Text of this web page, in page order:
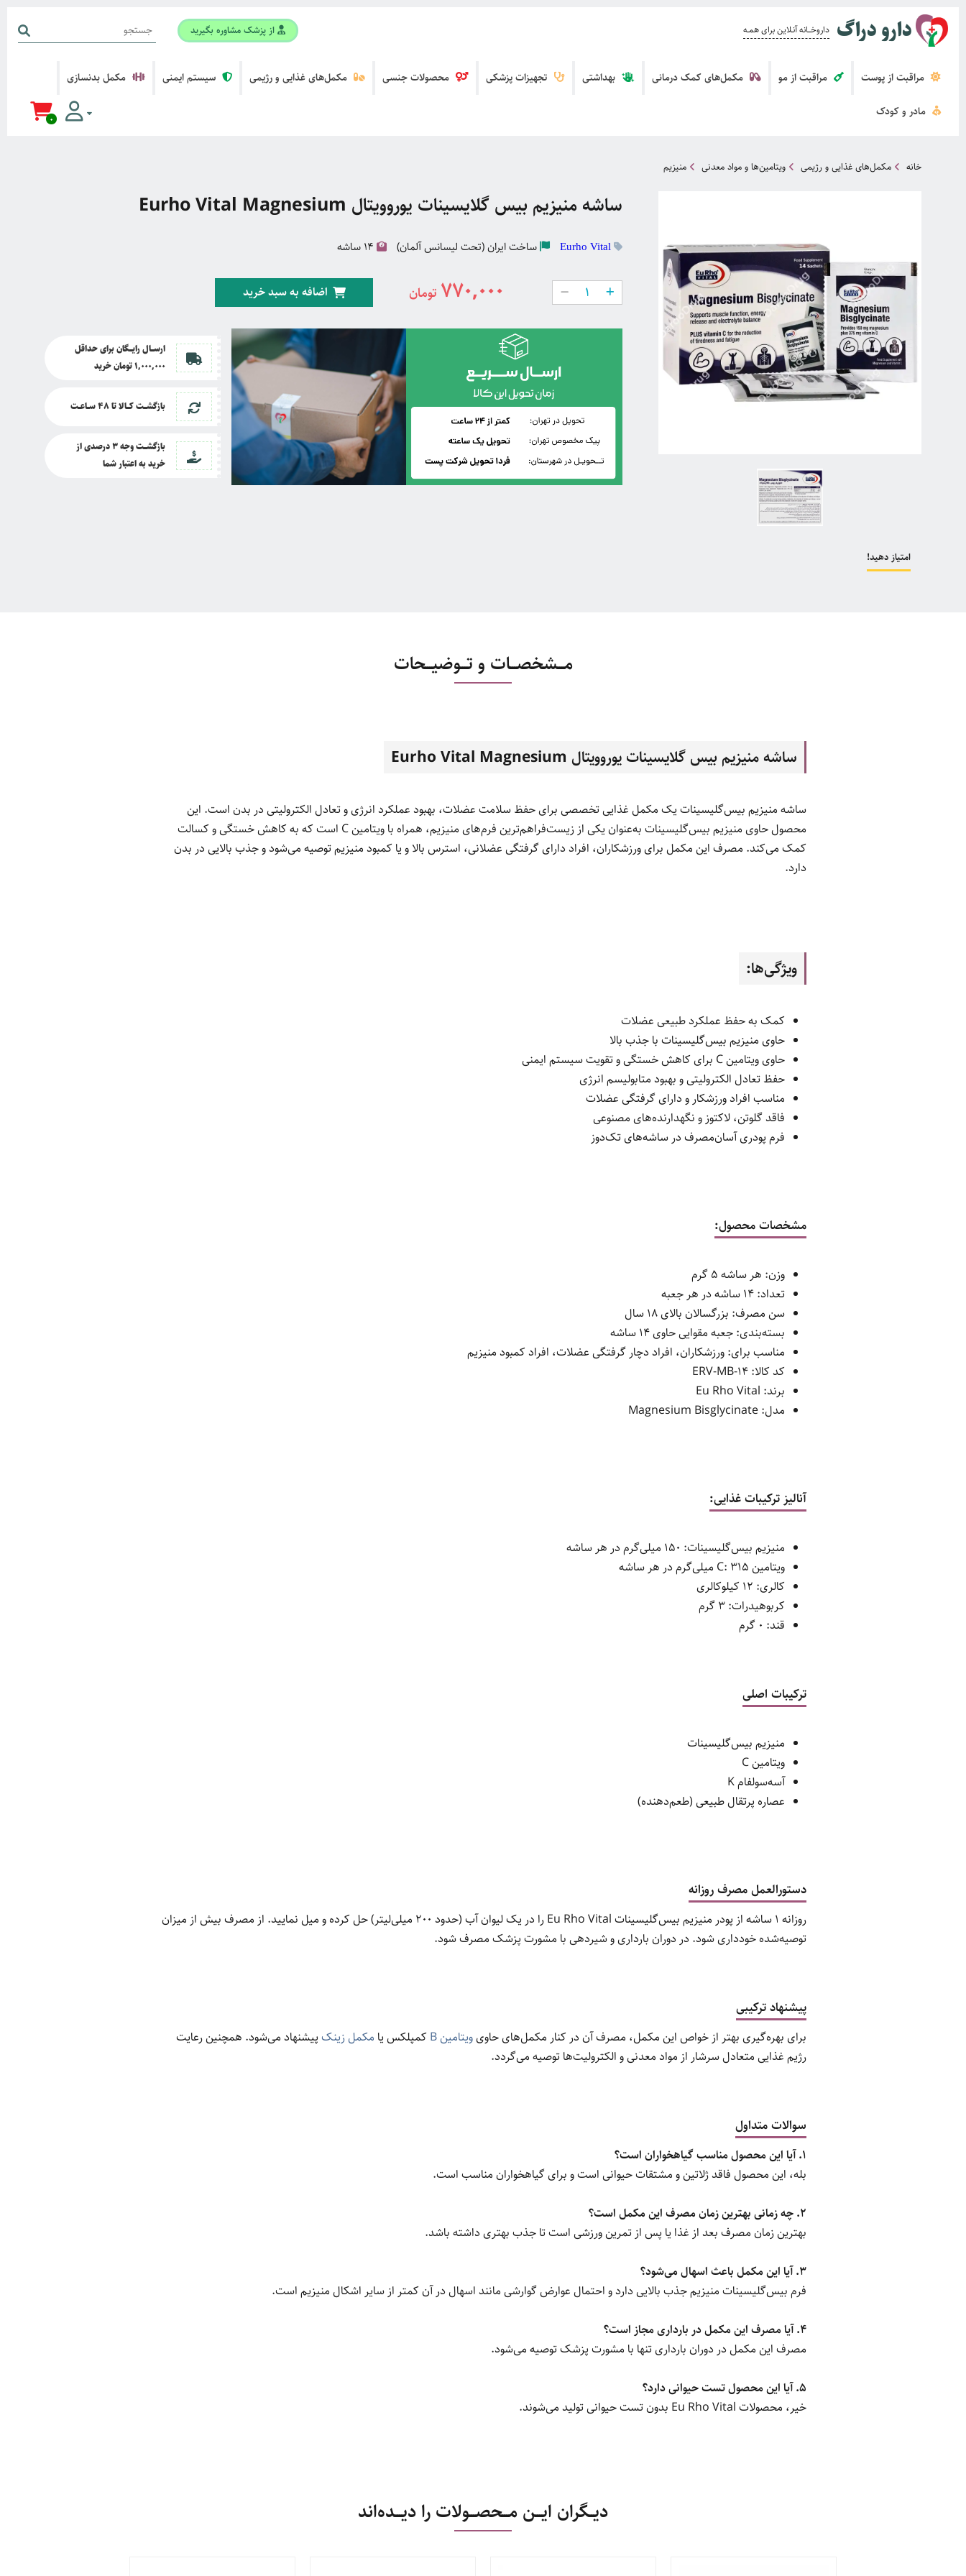
دارو دراگ داروخــــانه آنــلاین برای همــه از پزشک مشاوره بگیرید
0
مراقبت از پوست مراقبت از مو مکمل‌های کمک درمانی بهداشتی تجهیزات پزشکی محصولات جنسی مکمل‌های غذایی و رژیمی سیستم ایمنی مکمل بدنسازی
مادر و کودک
خانه مکمل‌های غذایی و رژیمی ویتامین‌ها و مواد معدنی منیزیم
امتیاز دهید!
ساشه منیزیم بیس گلایسینات یوروویتال Eurho Vital Magnesium
Eurho Vital ساختایران (تحت لیسانس آلمان)
770,000 تومان اضافه به سبد خرید
ارســــال رایــــگان برای حداقل
1,000,000 تومان خرید
بازگشــــت کــــالا تا48 ســـاعـــت
بازگشــــت وجه 3 درصدی از
خرید به اعتبار شما
مـــشخصـــات و تـــوضیـــحات
ساشه منیزیم بیس گلایسینات یوروویتال Eurho Vital Magnesium
ساشه منیزیم بیس‌گلیسینات یک مکمل غذایی تخصصی برای حفظ سلامت عضلات، بهبود عملکرد انرژی و تعادل الکترولیتی در بدن است. این
محصول حاوی منیزیم بیس‌گلیسینات به‌عنوان یکی از زیست‌فراهم‌ترین فرم‌های منیزیم، همراه با ویتامین C است که به کاهش خستگی و کسالت
کمک می‌کند. مصرف این مکمل برای ورزشکاران، افراد دارای گرفتگی عضلانی، استرس بالا و یا کمبود منیزیم توصیه می‌شود و جذب بالایی در بدن
دارد.
ویژگی‌ها:
کمک به حفظ عملکرد طبیعی عضلات
حاوی منیزیم بیس‌گلیسینات با جذب بالا
حاوی ویتامین C برای کاهش خستگی و تقویت سیستم ایمنی
حفظ تعادل الکترولیتی و بهبود متابولیسم انرژی
مناسب افراد ورزشکار و دارای گرفتگی عضلات
فاقد گلوتن، لاکتوز و نگهدارنده‌های مصنوعی
فرم پودری آسان‌مصرف در ساشه‌های تک‌دوز
مشخصات محصول:
وزن: هر ساشه 5 گرم
تعداد: 14 ساشه در هر جعبه
سن مصرف: بزرگسالان بالای 18 سال
بسته‌بندی: جعبه مقوایی حاوی 14 ساشه
مناسب برای: ورزشکاران، افراد دچار گرفتگی عضلات، افراد کمبود منیزیم
کد کالا: ERV-MB-14
برند: Eu Rho Vital
مدل: Magnesium Bisglycinate
آنالیز ترکیبات غذایی:
منیزیم بیس‌گلیسینات: 150 میلی‌گرم در هر ساشه
ویتامین C: 315 میلی‌گرم در هر ساشه
کالری: 12 کیلوکالری
کربوهیدرات: 3 گرم
قند: 0 گرم
ترکیبات اصلی
منیزیم بیس‌گلیسینات
ویتامین C
آسه‌سولفام K
عصاره پرتقال طبیعی (طعم‌دهنده)
دستورالعمل مصرف روزانه
روزانه 1 ساشه از پودر منیزیم بیس‌گلیسینات Eu Rho Vital را در یک لیوان آب (حدود 200 میلی‌لیتر) حل کرده و میل نمایید. از مصرف بیش از میزان
توصیه‌شده خودداری شود. در دوران بارداری و شیردهی با مشورت پزشک مصرف شود.
پیشنهاد ترکیبی
برای بهره‌گیری بهتر از خواص این مکمل، مصرف آن در کنار مکمل‌های حاویویتامین B کمپلکس یا مکمل زینک پیشنهاد می‌شود. همچنین رعایت
رژیم غذایی متعادل سرشار از مواد معدنی و الکترولیت‌ها توصیه می‌گردد.
سوالات متداول
1. آیا این محصول مناسب گیاهخواران است؟
بله، این محصول فاقد ژلاتین و مشتقات حیوانی است و برای گیاهخواران مناسب است.
2. چه زمانی بهترین زمان مصرف این مکمل است؟
بهترین زمان مصرف بعد از غذا یا پس از تمرین ورزشی است تا جذب بهتری داشته باشد.
3. آیا این مکمل باعث اسهال می‌شود؟
فرم بیس‌گلیسینات منیزیم جذب بالایی دارد و احتمال عوارض گوارشی مانند اسهال در آن کمتر از سایر اشکال منیزیم است.
4. آیا مصرف این مکمل در بارداری مجاز است؟
مصرف این مکمل در دوران بارداری تنها با مشورت پزشک توصیه می‌شود.
5. آیا این محصول تست حیوانی دارد؟
خیر، محصولات Eu Rho Vital بدون تست حیوانی تولید می‌شوند.
دیــگران ایـــن مـــحصـــولات را دیـــده‌اند